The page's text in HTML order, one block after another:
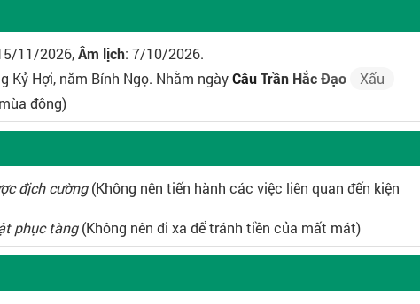
11/2026,Âm lịch: 7/10/2026.
Kỷ Hợi, năm Bính Ngọ. Nhằm ngàyCâu Trần Hắc Đạo
Xấu
đông)
địch cường(Không nên tiến hành các việc liên quan đến kiện
phục tàng(Không nên đi xa để tránh tiền của mất mát)